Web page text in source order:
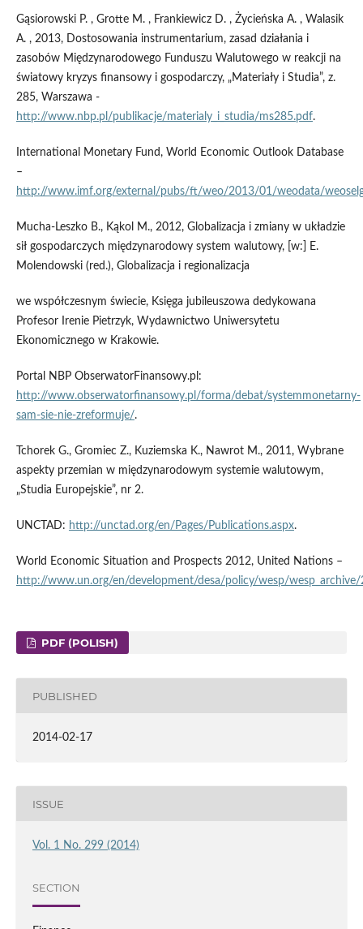
Gąsiorowski P. , Grotte M. , Frankiewicz D. , Życieńska A. , Walasik
A. , 2013, Dostosowania instrumentarium, zasad działania i
zasobów Międzynarodowego Funduszu Walutowego w reakcji na
światowy kryzys finansowy i gospodarczy, „Materiały i Studia”, z.
285, Warszawa -
http://www.nbp.pl/publikacje/materialy_i_studia/ms285.pdf.
International Monetary Fund, World Economic Outlook Database
–
http://www.imf.org/external/pubs/ft/weo/2013/01/weodata/
Mucha-Leszko B., Kąkol M., 2012, Globalizacja i zmiany w układzie
sił gospodarczych międzynarodowy system walutowy, [w:] E.
Molendowski (red.), Globalizacja i regionalizacja
we współczesnym świecie, Księga jubileuszowa dedykowana
Profesor Irenie Pietrzyk, Wydawnictwo Uniwersytetu
Ekonomicznego w Krakowie.
Portal NBP ObserwatorFinansowy.pl:
http://www.obserwatorfinansowy.pl/forma/debat/systemmonetarny-
sam-sie-nie-zreformuje/.
Tchorek G., Gromiec Z., Kuziemska K., Nawrot M., 2011, Wybrane
aspekty przemian w międzynarodowym systemie walutowym,
„Studia Europejskie”, nr 2.
UNCTAD: http://unctad.org/en/Pages/Publications.aspx.
World Economic Situation and Prospects 2012, United Nations –
http://www.un.org/en/development/desa/policy/wesp/
PDF (POLISH)
PUBLISHED
2014-02-17
ISSUE
Vol. 1 No. 299 (2014)
SECTION